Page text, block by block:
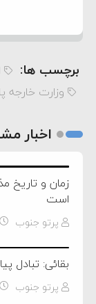
برچسب ها:
وزارت خارجه
اخبار
زمان و تاریخ
است
پرتو جنوب
بقائی: تبادل
پرتو جنوب